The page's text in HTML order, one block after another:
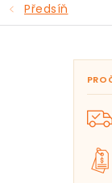
Venkovní
Sezóna &
Předsíň